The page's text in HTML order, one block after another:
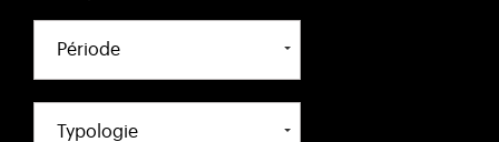
Période
Typologie